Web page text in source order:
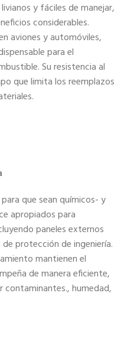
y fáciles de manejar,
considerables.
aviones y automóviles,
para el
Su resistencia al
que limita los reemplazos
que sean químicos- y
apropiados para
paneles externos
protección de ingeniería.
mantienen el
de manera eficiente,
contaminantes., humedad,